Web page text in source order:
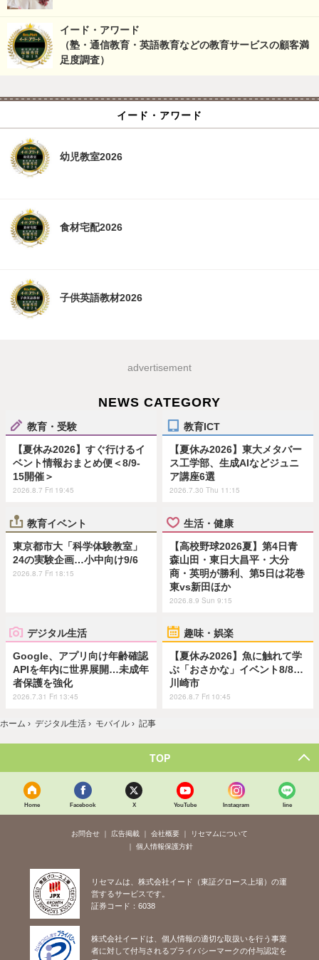
イード・アワード
（塾・通信教育・英語教育などの教育サービスの顧客満
足度調査）
イード・アワード
幼児教室2026
食材宅配2026
子供英語教材2026
advertisement
NEWS CATEGORY
教育・受験
【夏休み2026】すぐ行けるイ
ベント情報おまとめ便＜8/9-
15開催＞
2026.8.7 Fri 19:45
教育ICT
【夏休み2026】東大メタバー
ス工学部、生成AIなどジュニ
ア講座6選
2026.7.30 Thu 11:15
教育イベント
東京都市大「科学体験教室」
24の実験企画…小中向け9/6
2026.8.7 Fri 18:15
生活・健康
【高校野球2026夏】第4日青
森山田・東日大昌平・大分
商・英明が勝利、第5日は花巻
東vs新田ほか
2026.8.9 Sun 9:15
デジタル生活
Google、アプリ向け年齢確認
APIを年内に世界展開…未成年
者保護を強化
2026.7.31 Fri 13:45
趣味・娯楽
【夏休み2026】魚に触れて学
ぶ「おさかな」イベント8/8…
川崎市
2026.8.7 Fri 10:45
ホーム › デジタル生活 › モバイル › 記事
TOP
Home Facebook X YouTube Instagram line
お問合せ 広告掲載 会社概要
リセマムについて
個人情報保護方針
リセマムは、株式会社イード（東証グロース上場）の運
営するサービスです。
証券コード：6038
株式会社イードは、個人情報の適切な取扱いを行う事業
者に対して付与されるプライバシーマークの付与認定を